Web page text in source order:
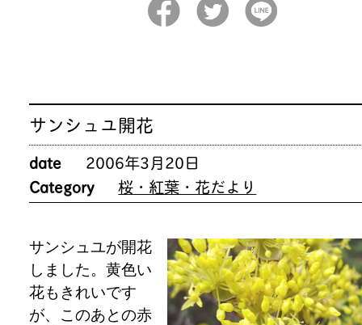
サンシュユ開花
date
2006年3月20日
Category
桜・紅葉・花だより
サンシュユが開花
しました。黄色い
花もきれいです
が、このあとの赤